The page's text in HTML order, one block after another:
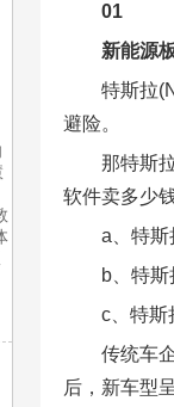
01
新能源
特斯拉
避险。
那特斯
软件卖多少
a、特斯
b、特
c、特斯
传统车
后，新车型